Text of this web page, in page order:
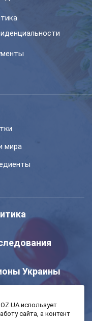
мира
Украины
использует
сайта, а контент